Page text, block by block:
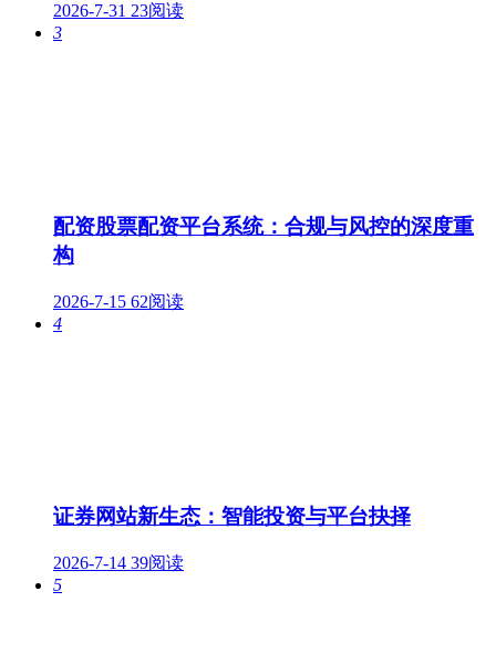
2026-7-31 23阅读
3
配资股票配资平台系统：合规与风控的深度重
构
2026-7-15 62阅读
4
证券网站新生态：智能投资与平台抉择
2026-7-14 39阅读
5